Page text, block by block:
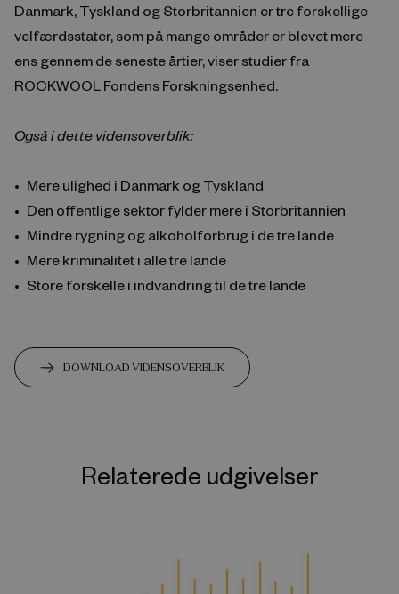
Danmark, Tyskland og Storbritannien er tre forskellige
velfærdsstater, som på mange områder er blevet mere
ens gennem de seneste årtier, viser studier fra
ROCKWOOL Fondens Forskningsenhed.
Også i dette vidensoverblik:
Mere ulighed i Danmark og Tyskland
Den offentlige sektor fylder mere i Storbritannien
Mindre rygning og alkoholforbrug i de tre lande
Mere kriminalitet i alle tre lande
Store forskelle i indvandring til de tre lande
DOWNLOAD VIDENSOVERBLIK
Relaterede udgivelser